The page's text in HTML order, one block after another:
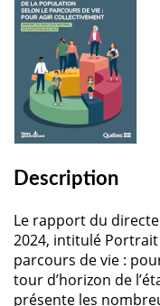
Description
Le rapport du
2024, intitulé
parcours de vie :
tour d’horizon de
présente les